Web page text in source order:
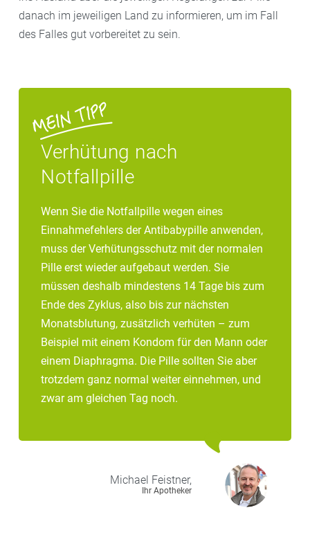
danach im jeweiligen Land zu informieren, um im Fall
des Falles gut vorbereitet zu sein.
Verhütung nach
Notfallpille
Wenn Sie die Notfallpille wegen eines
Einnahmefehlers der Antibabypille anwenden,
muss der Verhütungsschutz mit der normalen
Pille erst wieder aufgebaut werden. Sie
müssen deshalb mindestens 14 Tage bis zum
Ende des Zyklus, also bis zur nächsten
Monatsblutung, zusätzlich verhüten – zum
Beispiel mit einem Kondom für den Mann oder
einem Diaphragma. Die Pille sollten Sie aber
trotzdem ganz normal weiter einnehmen, und
zwar am gleichen Tag noch.
Michael Feistner,
Ihr Apotheker